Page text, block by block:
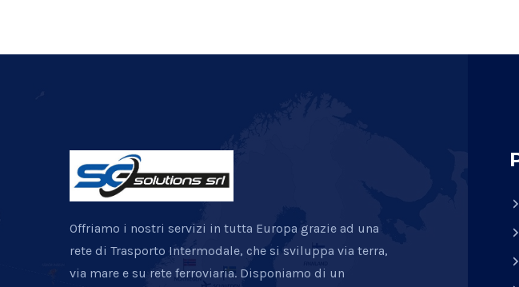
Offriamo i nostri servizi in tutta Europa grazie ad una
rete di Trasporto Intermodale, che si sviluppa via terra,
via mare e su rete ferroviaria. Disponiamo di un